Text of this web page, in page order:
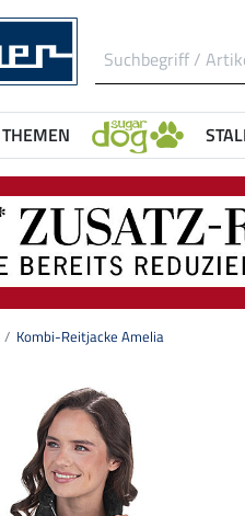
THEMEN
Kombi-Reitjacke Amelia